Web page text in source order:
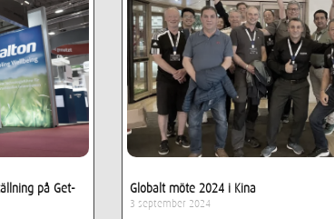
på Get-
Globalt möte 2024 i Kina
3 september 2024